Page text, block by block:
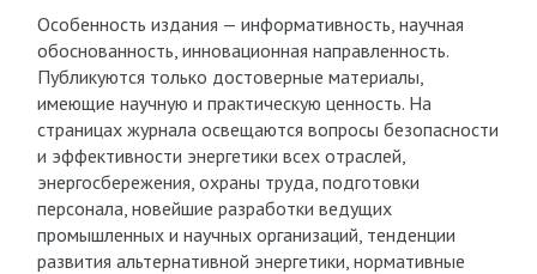
Особенность издания — информативность, научная
обоснованность, инновационная направленность.
Публикуются только достоверные материалы,
имеющие научную и практическую ценность. На
страницах журнала освещаются вопросы безопасности
и эффективности энергетики всех отраслей,
энергосбережения, охраны труда, подготовки
персонала, новейшие разработки ведущих
промышленных и научных организаций, тенденции
развития альтернативной энергетики, нормативные